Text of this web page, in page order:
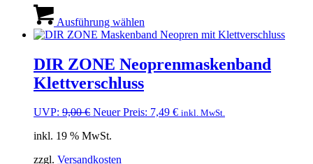
Ausführung wählen
weist
auf.
können
DIR ZONE Neoprenmaskenband
Klettverschluss
UVP: 9,00€ Ursprünglicher
war:
Neuer Preis: 7,49 €Aktueller
inkl. MwSt.
inkl. 19 % MwSt.
zzgl. Versandkosten